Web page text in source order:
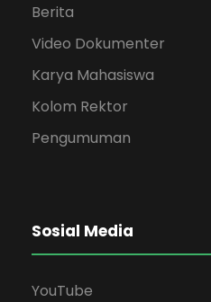
Berita
Video Dokumenter
Karya Mahasiswa
Kolom Rektor
Pengumuman
Sosial Media
YouTube